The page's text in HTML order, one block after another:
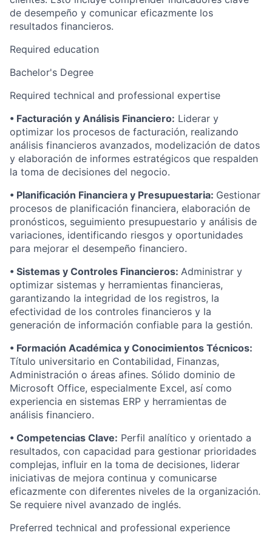
de desempeño y comunicar eficazmente los
resultados financieros.
Required education
Bachelor's Degree
Required technical and professional expertise
• Facturación y Análisis Financiero: Liderar y
optimizar los procesos de facturación, realizando
análisis financieros avanzados, modelización de datos
y elaboración de informes estratégicos que respalden
la toma de decisiones del negocio.
• Planificación Financiera y Presupuestaria: Gestionar
procesos de planificación financiera, elaboración de
pronósticos, seguimiento presupuestario y análisis de
variaciones, identificando riesgos y oportunidades
para mejorar el desempeño financiero.
• Sistemas y Controles Financieros: Administrar y
optimizar sistemas y herramientas financieras,
garantizando la integridad de los registros, la
efectividad de los controles financieros y la
generación de información confiable para la gestión.
• Formación Académica y Conocimientos Técnicos:
Título universitario en Contabilidad, Finanzas,
Administración o áreas afines. Sólido dominio de
Microsoft Office, especialmente Excel, así como
experiencia en sistemas ERP y herramientas de
análisis financiero.
• Competencias Clave: Perfil analítico y orientado a
resultados, con capacidad para gestionar prioridades
complejas, influir en la toma de decisiones, liderar
iniciativas de mejora continua y comunicarse
eficazmente con diferentes niveles de la organización.
Se requiere nivel avanzado de inglés.
Preferred technical and professional experience